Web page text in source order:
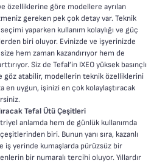
ütü
gün
bir
özelliklerine göre modellere ayrılan
gereken pek çok detay var. Teknik
yaparken kullanım kolaylığı ve güç
biri oluyor. Evinizde ve işyerinizde
hem zaman kazandırıyor hem de
Siz de Tefal’in IXEO yüksek basınçlı
göz atabilir, modellerin teknik özelliklerini
en uygun, işinizi en çok kolaylaştıracak
Tefal Ütü Çeşitleri
anlamda hem de günlük kullanımda
biri. Bunun yanı sıra, kazanlı
iş yerinde kumaşlarda pürüzsüz bir
bir numaralı tercihi oluyor. Yıllardır